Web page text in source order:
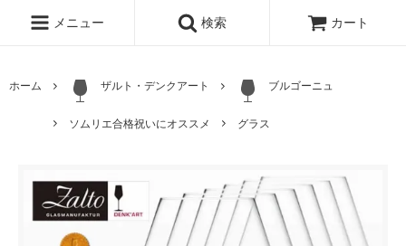
メニュー 検索 カート
ホーム ザルト・デンクアート ブルゴーニュ
ソムリエ合格祝いにオススメ グラス